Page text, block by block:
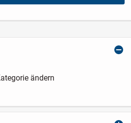
ändern